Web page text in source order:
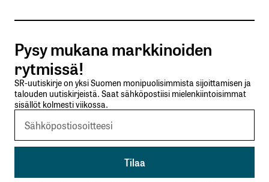
Tilaa SalkunRakentajan uutiskirje
Lähetä kommentti
Pysy mukana markkinoiden
rytmissä!
SR-uutiskirje on yksi Suomen monipuolisimmista sijoittamisen ja
talouden uutiskirjeistä. Saat sähköpostiisi mielenkiintoisimmat
sisällöt kolmesti viikossa.